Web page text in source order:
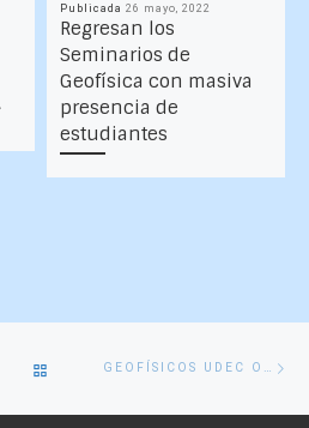
Publicada 26 mayo, 2022
Regresan los
Seminarios de
Geofísica con masiva
presencia de
estudiantes
VOLVER
A
GEOFÍSICOS UDEC OBTIENEN BECAS PARA DOCTORADO EN EL EXTRANJERO